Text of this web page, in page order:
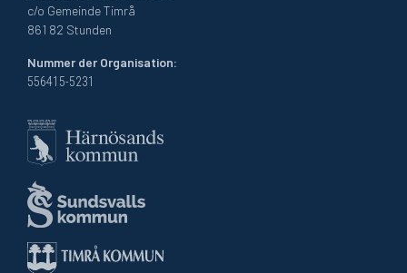
c/o Gemeinde Timrå
861 82 Stunden
Nummer der Organisation:
556415-5231